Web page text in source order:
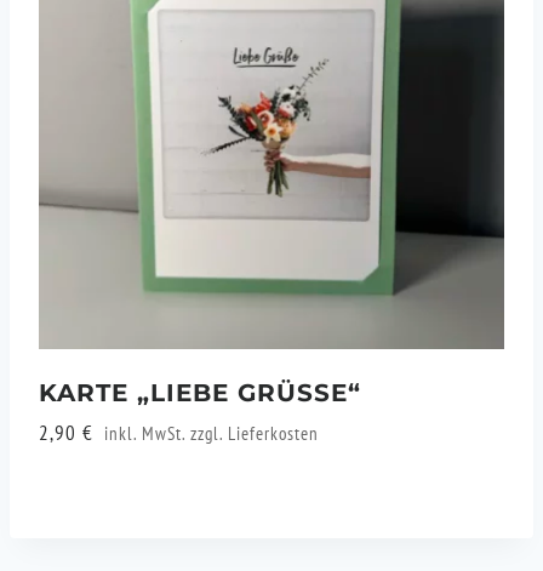
KARTE „LIEBE GRÜSSE“
2,90 € inkl. MwSt. zzgl. Lieferkosten